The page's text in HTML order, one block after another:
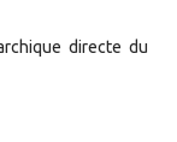
directe du